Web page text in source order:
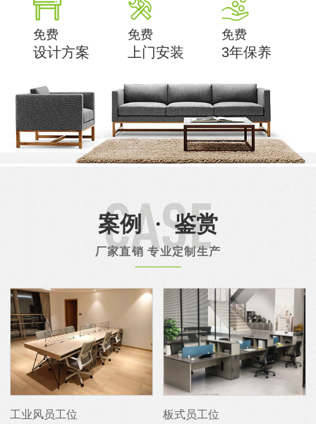
免费
设计方案
免费
上门安装
免费
3年保养
案例 · 鉴赏
厂家直销 专业定制生产
工业风员工位 板式员工位